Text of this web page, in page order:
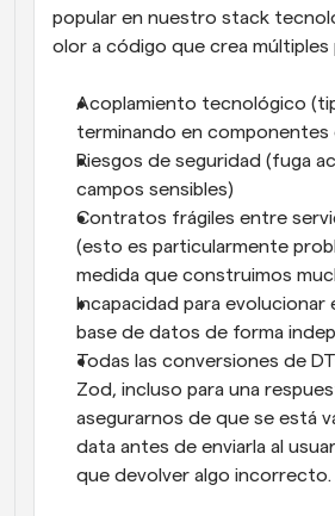
popular en nuestro stack
olor a código que crea múltiples
Acoplamiento tecnológico
terminando en componentes
Riesgos de seguridad (fuga
campos sensibles)
Contratos frágiles entre
(esto es particularmente
medida que construimos
Incapacidad para evolucionar
base de datos de forma
Todas las conversiones de
Zod, incluso para una
asegurarnos de que se está
data antes de enviarla al
que devolver algo incorrecto.